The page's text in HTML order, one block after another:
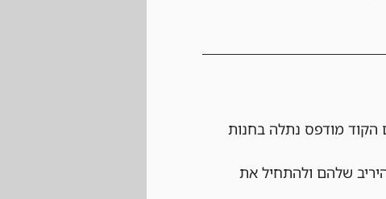
הקוד מודפס נתלה בחנות
שלהם ולהתחיל את